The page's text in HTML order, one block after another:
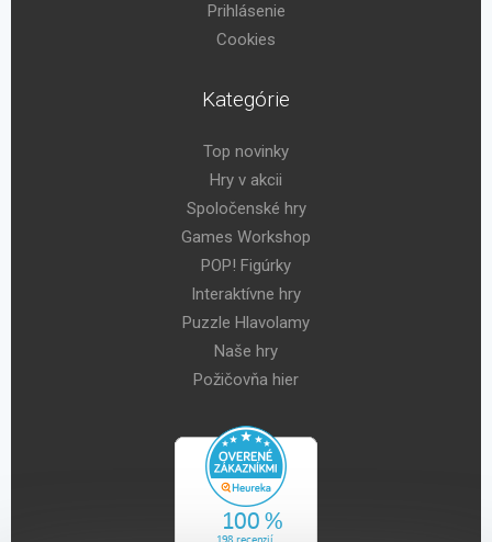
Prihlásenie
Cookies
Kategórie
Top novinky
Hry v akcii
Spoločenské hry
Games Workshop
POP! Figúrky
Interaktívne hry
Puzzle Hlavolamy
Naše hry
Požičovňa hier